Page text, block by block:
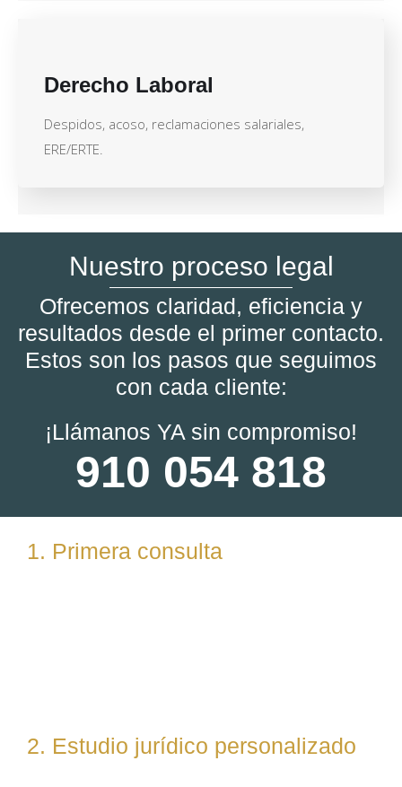
Derecho Laboral
Despidos, acoso, reclamaciones salariales,
ERE/ERTE.
Nuestro proceso legal
Ofrecemos claridad, eficiencia y
resultados desde el primer contacto.
Estos son los pasos que seguimos
con cada cliente:
¡Llámanos YA sin compromiso!
910 054 818
1. Primera consulta
2. Estudio jurídico personalizado